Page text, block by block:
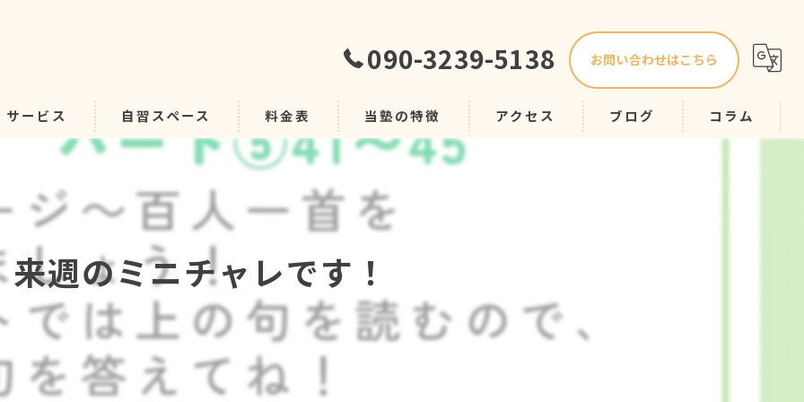
090-3239-5138 お問い合わせはこちら
サービス 自習スペース 料金表 当塾の特徴
グループ
安い
学習指導
アクセス ブログ コラム
来週のミニチャレです！